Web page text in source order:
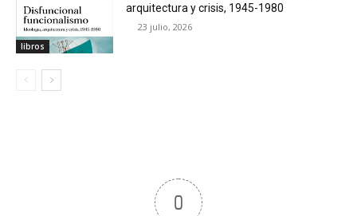
libros
arquitectura y crisis, 1945-1980
23 julio, 2026
0